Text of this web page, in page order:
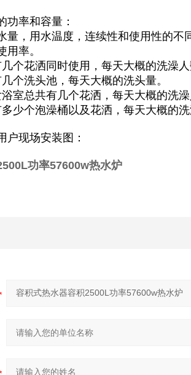
功率和容量：
量，用水温度，连续性和使用性的
用率。
个花洒同时使用，每天大概的洗澡人
个洗头池，每天大概的洗头量。
室总共有几个花洒，每天大概的洗澡
少个泡澡桶以及花洒，每天大概的洗
户现场安装图：
功率57600w热水炉